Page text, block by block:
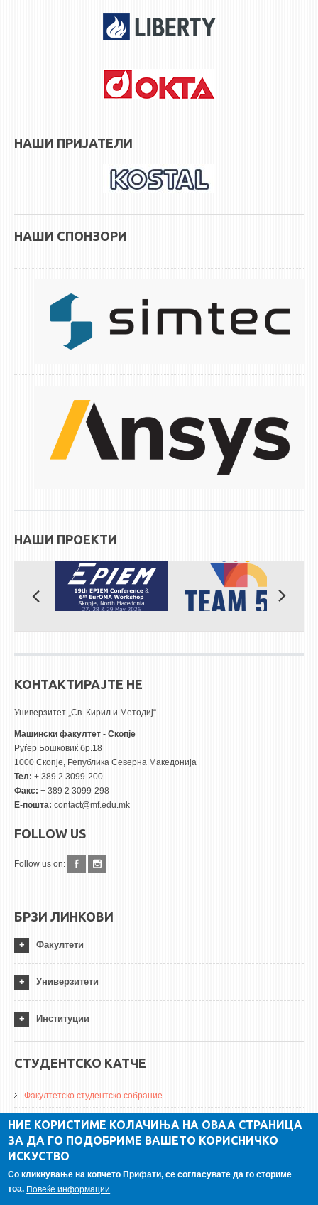
НАШИ ПРИЈАТЕЛИ
НАШИ СПОНЗОРИ
НАШИ ПРОЕКТИ
КОНТАКТИРАЈТЕ НЕ
Универзитет „Св. Кирил и Методиј“
Машински факултет - Скопје
Руѓер Бошковиќ бр.18
1000 Скопје, Република Северна Македонија
Тел: + 389 2 3099-200
Факс: + 389 2 3099-298
Е-пошта: contact@mf.edu.mk
FOLLOW US
Follow us on:
БРЗИ ЛИНКОВИ
Факултети
Универзитети
Институции
СТУДЕНТСКО КАТЧЕ
Факултетско студентско собрание
ДА Винчи магазин
Алумни асоцијација
НИЕ КОРИСТИМЕ КОЛАЧИЊА НА ОВАА СТРАНИЦА
ЗА ДА ГО ПОДОБРИМЕ ВАШЕТО КОРИСНИЧКО
ИСКУСТВО
Со кликнување на копчето Прифати, се согласувате да го сториме
тоа. Повеќе информации